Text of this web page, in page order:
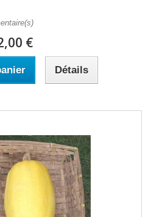
€
Détails